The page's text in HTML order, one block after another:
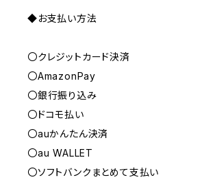
◆お支払い方法
〇クレジットカード決済
〇AmazonPay
〇銀行振り込み
〇ドコモ払い
〇auかんたん決済
〇au WALLET
〇ソフトバンクまとめて支払い